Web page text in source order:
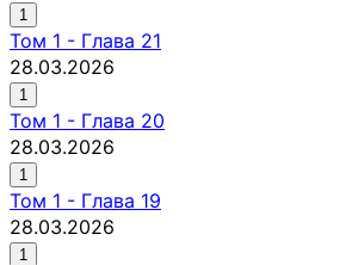
1
Том 1 - Глава 21
28.03.2026
1
Том 1 - Глава 20
28.03.2026
1
Том 1 - Глава 19
28.03.2026
1